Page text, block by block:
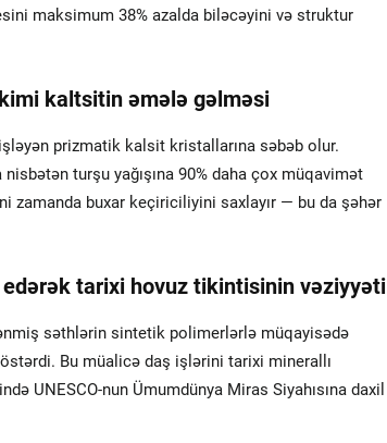
maksimum 38% azalda biləcəyini və struktur
kaltsitin əmələ gəlməsi
prizmatik kalsit kristallarına səbəb olur.
turşu yağışına 90% daha çox müqavimət
zamanda buxar keçiriciliyini saxlayır — bu da şəhər
tarixi hovuz tikintisinin vəziyyəti
səthlərin sintetik polimerlərlə müqayisədə
Bu müalicə daş işlərini tarixi minerallı
UNESCO-nun Ümumdünya Miras Siyahısına daxil